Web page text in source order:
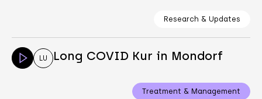
Research & Updates
LU Long COVID Kur in Mondorf
Treatment & Management